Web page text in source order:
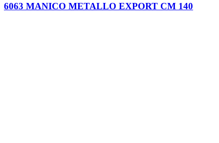
6063 MANICO METALLO EXPORT CM 140